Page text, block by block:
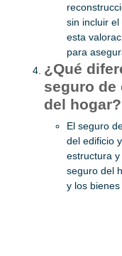
sin incluir
esta
para
¿Qué
seguro de
del hogar?
El seguro
del edificio
estructura
seguro del
y los